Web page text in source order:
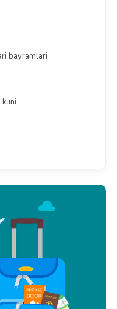
bayramlari